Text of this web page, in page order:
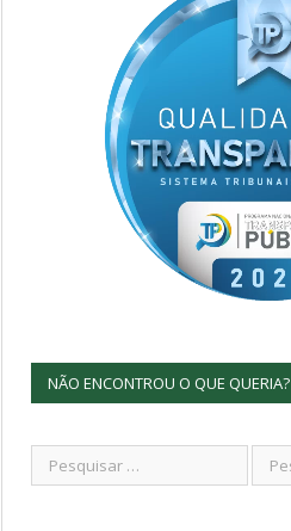
NÃO ENCONTROU O QUE QUERIA?